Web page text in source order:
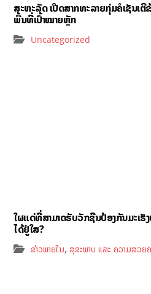
ສະຫະລັດ ເປີດສາກທະລາຍກຸ່ມຄໍເຊັນເຕີ
ພື້ນທີ່ເປົ້າໝາຍຫຼັກ
Uncategorized
ໃຜແດ່ທີ່ສາມາດຮັບວັກຊີນປ້ອງກັນມະເຮັ
ໄດ້ຢູ່ໃສ?
ຂ່າວພາຍໃນ,ສຸຂະພາບ ແລະ ຄວາມສວຍຄ